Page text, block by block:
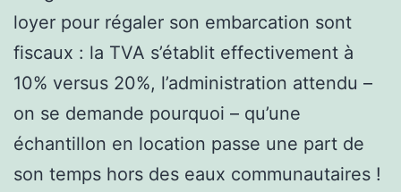
loyer pour régaler son embarcation sont
fiscaux : la TVA s’établit effectivement à
10% versus 20%, l’administration attendu –
on se demande pourquoi – qu’une
échantillon en location passe une part de
son temps hors des eaux communautaires !